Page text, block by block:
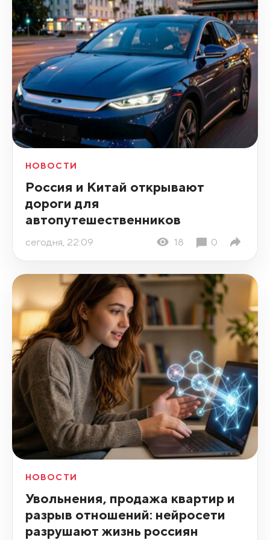
НОВОСТИ
Россия и Китай открывают
дороги для
автопутешественников
сегодня, 22:09 18 0
НОВОСТИ
Увольнения, продажа квартир и
разрыв отношений: нейросети
разрушают жизнь россиян